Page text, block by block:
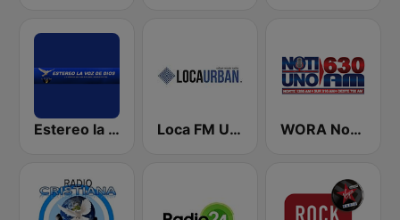
Estereo la Voz de Dios Loca FM Urban WORA Noti Uno 630 AM